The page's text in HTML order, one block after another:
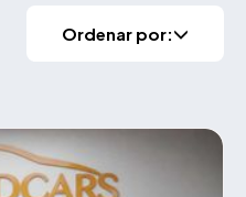
Ordenar por: